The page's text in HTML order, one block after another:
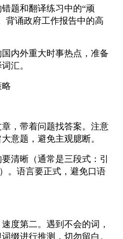
题和翻译练习中的“顽
背诵政府工作报告中的高
内外重大时事热点，准备
汇。
，带着问题找答案。注意
意题，避免主观臆断。
清晰（通常是三段式：引
。语言要正式，避免口语
度第二。遇到不会的词，
缀进行推测，切勿留白。